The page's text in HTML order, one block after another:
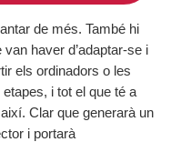
de més. També hi
haver d’adaptar-se i
els ordinadors o les
i tot el que té a
Clar que generarà un
i portarà